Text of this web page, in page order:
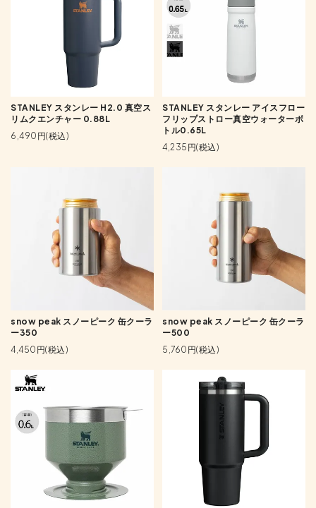
STANLEY スタンレー H2.0 真空ス
リムクエンチャー 0.88L
6,490円(税込)
STANLEY スタンレー アイスフロー
フリップストロー真空ウォーターボ
トル0.65L
4,235円(税込)
snow peak スノーピーク 缶クーラ
ー350
4,450円(税込)
snow peak スノーピーク 缶クーラ
ー500
5,760円(税込)